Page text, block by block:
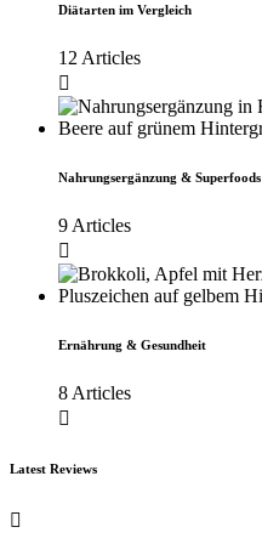
Diätarten im Vergleich
12 Articles
Nahrungsergänzung & Superfoods
9 Articles
Ernährung & Gesundheit
8 Articles
Latest Reviews